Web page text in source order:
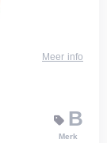
Meer info
B
Merk